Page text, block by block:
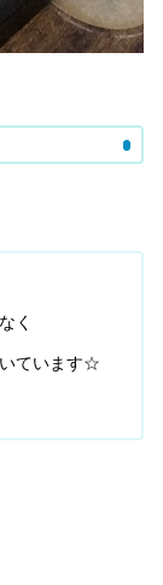
く
ています☆